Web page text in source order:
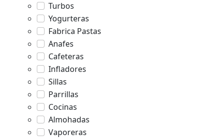
Turbos
Yogurteras
Fabrica Pastas
Anafes
Cafeteras
Infladores
Sillas
Parrillas
Cocinas
Almohadas
Vaporeras